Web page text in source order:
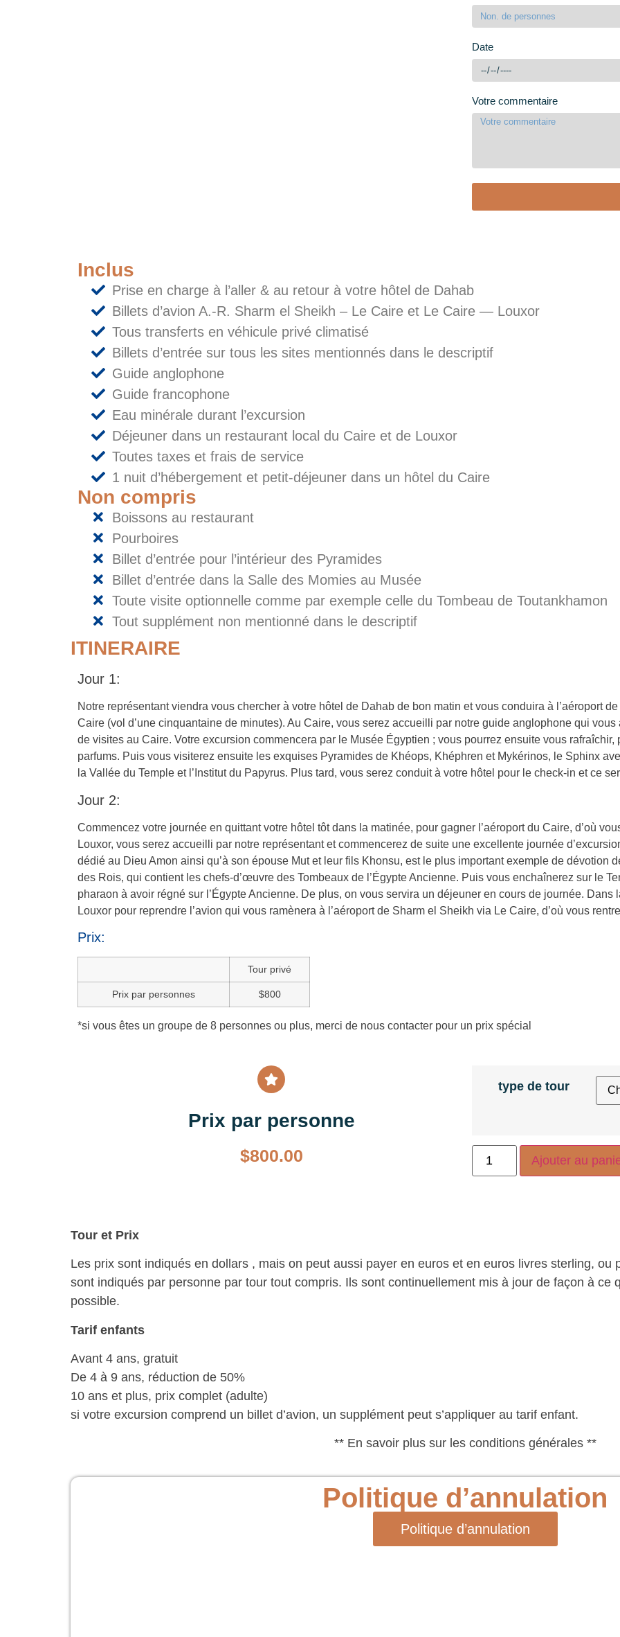
Date
Votre commentaire
Inclus
Prise en charge à l’aller & au retour à votre hôtel de Dahab
Billets d’avion A.-R. Sharm el Sheikh – Le Caire et Le Caire — Louxor
Tous transferts en véhicule privé climatisé
Billets d’entrée sur tous les sites mentionnés dans le descriptif
Guide anglophone
Guide francophone
Eau minérale durant l’excursion
Déjeuner dans un restaurant local du Caire et de Louxor
Toutes taxes et frais de service
1 nuit d’hébergement et petit-déjeuner dans un hôtel du Caire
Non compris
Boissons au restaurant
Pourboires
Billet d’entrée pour l’intérieur des Pyramides
Billet d’entrée dans la Salle des Momies au Musée
Toute visite optionnelle comme par exemple celle du Tombeau de Toutankhamon
Tout supplément non mentionné dans le descriptif
ITINERAIRE
Jour 1:
Notre représentant viendra vous chercher à votre hôtel de Dahab de bon matin et vous conduira à l’aéroport
Caire (vol d’une cinquantaine de minutes). Au Caire, vous serez accueilli par notre guide anglophone qui
de visites au Caire. Votre excursion commencera par le Musée Égyptien ; vous pourrez ensuite vous
parfums. Puis vous visiterez ensuite les exquises Pyramides de Khéops, Khéphren et Mykérinos, le Sphinx
la Vallée du Temple et l’Institut du Papyrus. Plus tard, vous serez conduit à votre hôtel pour le check-in et ce
Jour 2:
Commencez votre journée en quittant votre hôtel tôt dans la matinée, pour gagner l’aéroport du Caire, d’où
Louxor, vous serez accueilli par notre représentant et commencerez de suite une excellente journée
dédié au Dieu Amon ainsi qu’à son épouse Mut et leur fils Khonsu, est le plus important exemple de dévotion
des Rois, qui contient les chefs-d’œuvre des Tombeaux de l’Égypte Ancienne. Puis vous enchaînerez sur le
pharaon à avoir régné sur l’Égypte Ancienne. De plus, on vous servira un déjeuner en cours de journée. Dans
Louxor pour reprendre l’avion qui vous ramènera à l’aéroport de Sharm el Sheikh via Le Caire, d’où vous
Prix:
Tour privé
Prix par personnes $800
*si vous êtes un groupe de 8 personnes ou plus, merci de nous contacter pour un prix spécial
Prix par personne
$800.00
type de tour
Ajouter au
Tour et Prix
Les prix sont indiqués en dollars , mais on peut aussi payer en euros et en euros livres sterling,
sont indiqués par personne par tour tout compris. Ils sont continuellement mis à jour de façon à ce
possible.
Tarif enfants
Avant 4 ans, gratuit
De 4 à 9 ans, réduction de 50%
10 ans et plus, prix complet (adulte)
si votre excursion comprend un billet d’avion, un supplément peut s’appliquer au tarif enfant.
** En savoir plus sur les conditions générales **
Politique d’annulation
Politique d’annulation